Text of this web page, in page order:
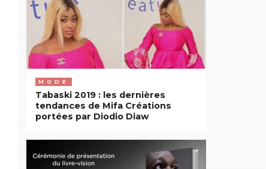
MODE
Tabaski 2019 : les dernières
tendances de Mifa Créations
portées par Diodio Diaw